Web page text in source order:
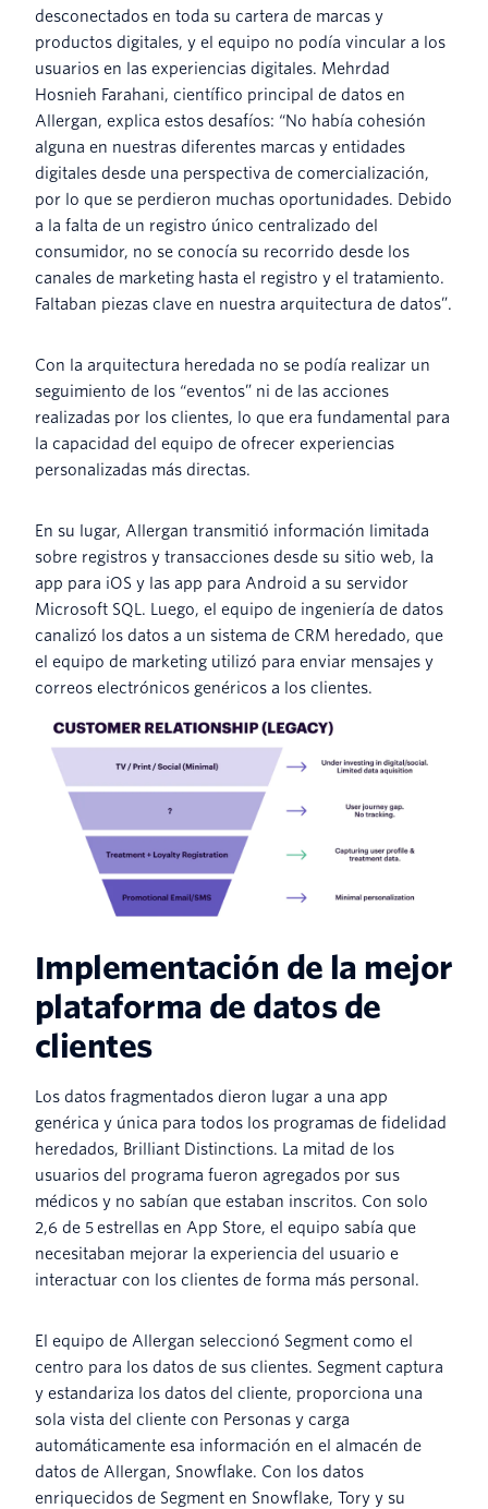
desconectados en toda su cartera de marcas y
productos digitales, y el equipo no podía vincular a los
usuarios en las experiencias digitales. Mehrdad
Hosnieh Farahani, científico principal de datos en
Allergan, explica estos desafíos: “No había cohesión
alguna en nuestras diferentes marcas y entidades
digitales desde una perspectiva de comercialización,
por lo que se perdieron muchas oportunidades. Debido
a la falta de un registro único centralizado del
consumidor, no se conocía su recorrido desde los
canales de marketing hasta el registro y el tratamiento.
Faltaban piezas clave en nuestra arquitectura de datos”.
Con la arquitectura heredada no se podía realizar un
seguimiento de los “eventos” ni de las acciones
realizadas por los clientes, lo que era fundamental para
la capacidad del equipo de ofrecer experiencias
personalizadas más directas.
En su lugar, Allergan transmitió información limitada
sobre registros y transacciones desde su sitio web, la
app para iOS y las app para Android a su servidor
Microsoft SQL. Luego, el equipo de ingeniería de datos
canalizó los datos a un sistema de CRM heredado, que
el equipo de marketing utilizó para enviar mensajes y
correos electrónicos genéricos a los clientes.
Implementación de la mejor
plataforma de datos de
clientes
Los datos fragmentados dieron lugar a una app
genérica y única para todos los programas de fidelidad
heredados, Brilliant Distinctions. La mitad de los
usuarios del programa fueron agregados por sus
médicos y no sabían que estaban inscritos. Con solo
2,6 de 5 estrellas en App Store, el equipo sabía que
necesitaban mejorar la experiencia del usuario e
interactuar con los clientes de forma más personal.
El equipo de Allergan seleccionó Segment como el
centro para los datos de sus clientes. Segment captura
y estandariza los datos del cliente, proporciona una
sola vista del cliente con Personas y carga
automáticamente esa información en el almacén de
datos de Allergan, Snowflake. Con los datos
enriquecidos de Segment en Snowflake, Tory y su